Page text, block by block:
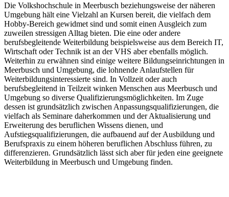
Die Volkshochschule in Meerbusch beziehungsweise der näheren
Umgebung hält eine Vielzahl an Kursen bereit, die vielfach dem
Hobby-Bereich gewidmet sind und somit einen Ausgleich zum
zuweilen stressigen Alltag bieten. Die eine oder andere
berufsbegleitende Weiterbildung beispielsweise aus dem Bereich IT,
Wirtschaft oder Technik ist an der VHS aber ebenfalls möglich.
Weiterhin zu erwähnen sind einige weitere Bildungseinrichtungen in
Meerbusch und Umgebung, die lohnende Anlaufstellen für
Weiterbildungsinteressierte sind. In Vollzeit oder auch
berufsbegleitend in Teilzeit winken Menschen aus Meerbusch und
Umgebung so diverse Qualifizierungsmöglichkeiten. Im Zuge
dessen ist grundsätzlich zwischen Anpassungsqualifizierungen, die
vielfach als Seminare daherkommen und der Aktualisierung und
Erweiterung des beruflichen Wissens dienen, und
Aufstiegsqualifizierungen, die aufbauend auf der Ausbildung und
Berufspraxis zu einem höheren beruflichen Abschluss führen, zu
differenzieren. Grundsätzlich lässt sich aber für jeden eine geeignete
Weiterbildung in Meerbusch und Umgebung finden.